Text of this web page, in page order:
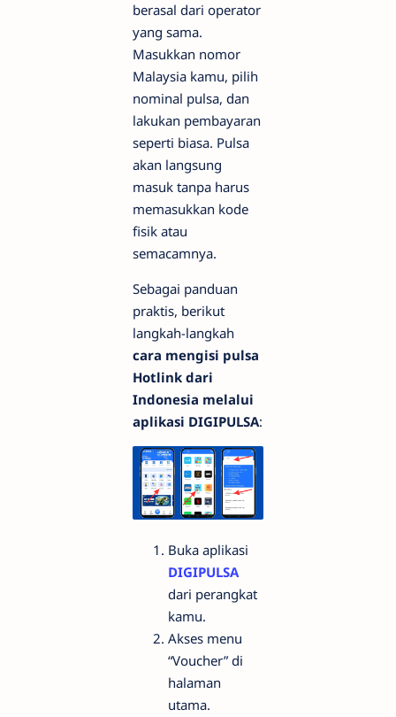
berasal dari operator
yang sama.
Masukkan nomor
Malaysia kamu, pilih
nominal pulsa, dan
lakukan pembayaran
seperti biasa. Pulsa
akan langsung
masuk tanpa harus
memasukkan kode
fisik atau
semacamnya.
Sebagai panduan
praktis, berikut
langkah-langkah
cara mengisi pulsa
Hotlink dari
Indonesia melalui
aplikasi DIGIPULSA:
Buka aplikasi
DIGIPULSA
dari perangkat
kamu.
Akses menu
“Voucher” di
halaman
utama.